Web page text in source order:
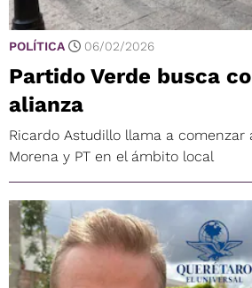
POLÍTICA 06/02/2026
Partido Verde busca
alianza
Ricardo Astudillo llama a comenzar
Morena y PT en el ámbito local